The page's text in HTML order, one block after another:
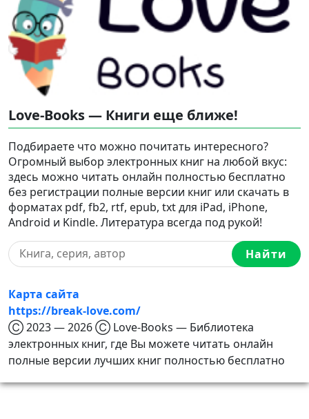
Love-Books — Книги еще ближе!
Подбираете что можно почитать интересного?
Огромный выбор электронных книг на любой вкус:
здесь можно читать онлайн полностью бесплатно
без регистрации полные версии книг или скачать в
форматах pdf, fb2, rtf, epub, txt для iPad, iPhone,
Android и Kindle. Литература всегда под рукой!
Найти
Карта сайта
https://break-love.com/
Ⓒ 2023 — 2026 Ⓒ Love-Books — Библиотека
электронных книг, где Вы можете читать онлайн
полные версии лучших книг полностью бесплатно